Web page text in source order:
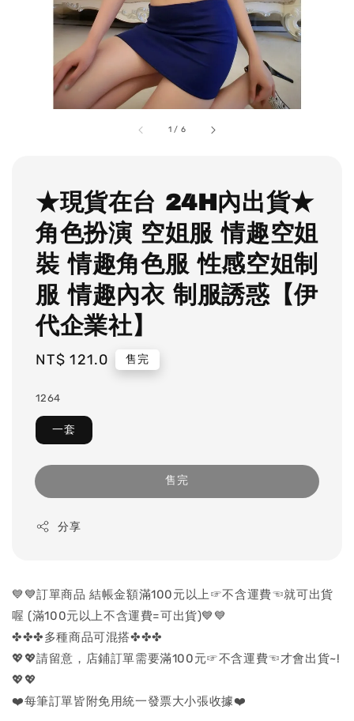
1 / 6
★現貨在台 24H內出貨★
角色扮演 空姐服 情趣空姐
裝 情趣角色服 性感空姐制
服 情趣內衣 制服誘惑【伊
代企業社】
Regular
NT$ 121.0 售完
1264
一套
售完
分享
💙💙訂單商品 結帳金額滿100元以上☞不含運費☜就可出貨
喔 (滿100元以上不含運費=可出貨)💙💙
✤✤✤多種商品可混搭✤✤✤
💖💖請留意，店鋪訂單需要滿100元☞不含運費☜才會出貨~!
💖💖
❤️每筆訂單皆附免用統一發票大小張收據❤️